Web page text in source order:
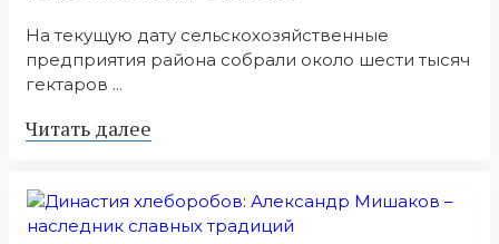
На текущую дату сельскохозяйственные
предприятия района собрали около шести тысяч
гектаров ...
Читать далее